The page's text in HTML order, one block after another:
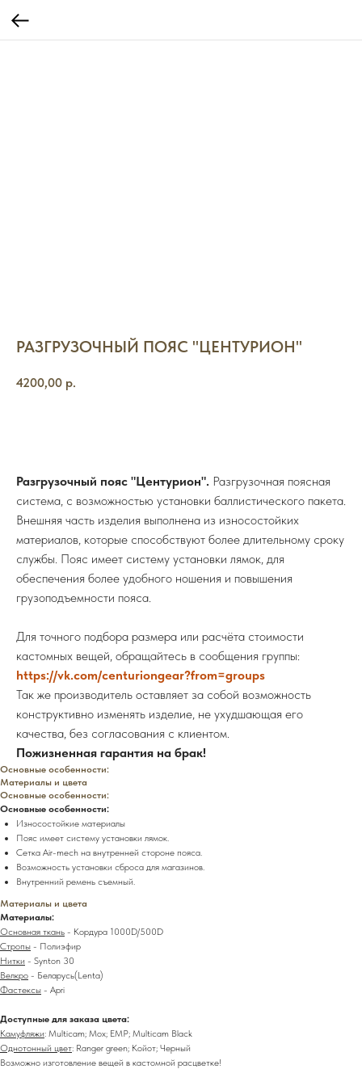
РАЗГРУЗОЧНЫЙ ПОЯС "ЦЕНТУРИОН"
4200,00 р.
Разгрузочный пояс "Центурион". Разгрузочная поясная
система, с возможностью установки баллистического пакета.
Внешняя часть изделия выполнена из износостойких
материалов, которые способствуют более длительному сроку
службы. Пояс имеет систему установки лямок, для
обеспечения более удобного ношения и повышения
грузоподъемности пояса.
Для точного подбора размера или расчёта стоимости
кастомных вещей, обращайтесь в сообщения группы:
https://vk.com/centuriongear?from=groups
Так же производитель оставляет за собой возможность
конструктивно изменять изделие, не ухудшающая его
качества, без согласования с клиентом.
Пожизненная гарантия на брак!
Основные особенности:
Материалы и цвета
Основные особенности:
Основные особенности:
Износостойкие материалы
Пояс имеет систему установки лямок.
Сетка Air-mech на внутренней стороне пояса.
Возможность установки сброса для магазинов.
Внутренний ремень съемный.
Материалы и цвета
Материалы:
Основная ткань - Кордура 1000D/500D
Стропы - Полиэфир
Нитки - Synton 30
Велкро - Беларусь(Lenta)
Фастексы - Apri
Доступные для заказа цвета:
Камуфляжи: Multicam; Мох; ЕМР; Multicam Black
Однотонный цвет: Ranger green; Койот; Черный
Возможно изготовление вещей в кастомной расцветке!